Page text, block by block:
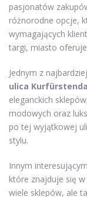
pasjonatów
różnorodne opcje,
wymagających
targi, miasto
Jednym z
ulica
eleganckich
modowych oraz
po tej wyjątkowej
stylu.
Innym
które znajduje się
wiele sklepów, ale